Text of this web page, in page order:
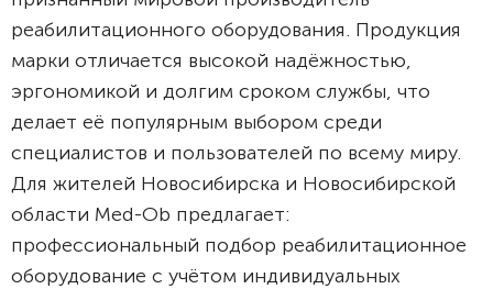
реабилитационного оборудования. Продукция
марки отличается высокой надёжностью,
эргономикой и долгим сроком службы, что
делает её популярным выбором среди
специалистов и пользователей по всему миру.
Для жителей Новосибирска и Новосибирской
области Med-Ob предлагает:
профессиональный подбор реабилитационное
оборудование с учётом индивидуальных